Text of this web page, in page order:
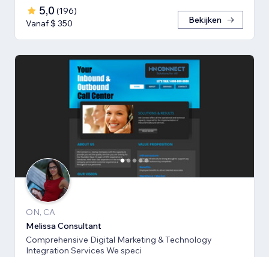
5,0 (196)
Vanaf $ 350
Bekijken
ON, CA
Melissa Consultant
Comprehensive Digital Marketing & Technology
Integration Services We speci